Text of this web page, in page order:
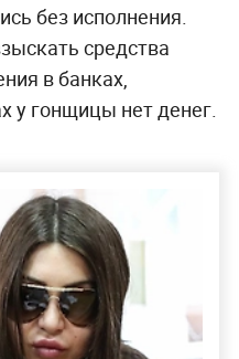
без исполнения.
средства
в банках,
у гонщицы нет денег.